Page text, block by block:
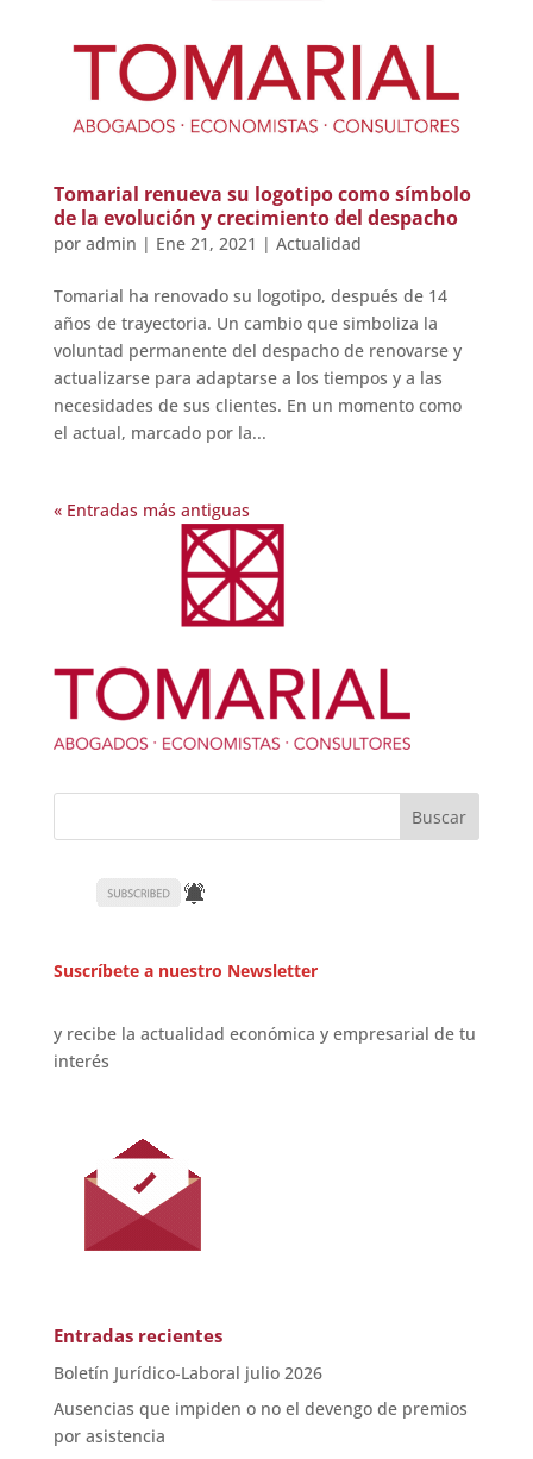
Tomarial renueva su logotipo como símbolo
de la evolución y crecimiento del despacho
por admin | Ene 21, 2021 | Actualidad
Tomarial ha renovado su logotipo, después de 14
años de trayectoria. Un cambio que simboliza la
voluntad permanente del despacho de renovarse y
actualizarse para adaptarse a los tiempos y a las
necesidades de sus clientes. En un momento como
el actual, marcado por la...
« Entradas más antiguas
Suscríbete a nuestro Newsletter
y recibe la actualidad económica y empresarial de tu
interés
Entradas recientes
Boletín Jurídico-Laboral julio 2026
Ausencias que impiden o no el devengo de premios
por asistencia